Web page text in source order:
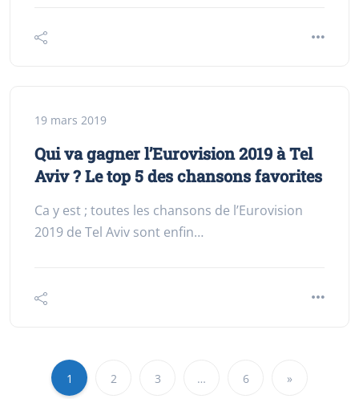
19 mars 2019
Qui va gagner l’Eurovision 2019 à Tel
Aviv ? Le top 5 des chansons favorites
Ca y est ; toutes les chansons de l’Eurovision
2019 de Tel Aviv sont enfin…
1 2 3 … 6 »